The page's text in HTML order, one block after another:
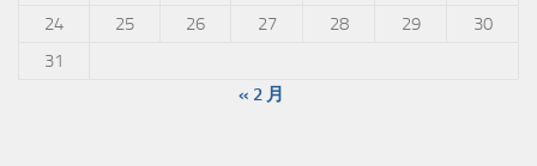
24
25 26 27 28 29
30
31
« 2 月